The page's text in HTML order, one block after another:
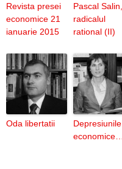
Revista presei
economice 21
ianuarie 2015
Pascal Salin,
radicalul
rational (II)
Oda libertatii
Depresiunile
economice…